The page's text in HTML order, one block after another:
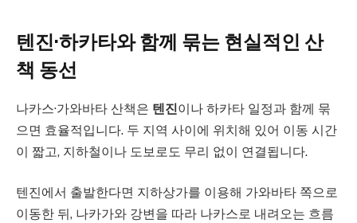
텐진·하카타와 함께 묶는 현실적인 산
책 동선
나카스·가와바타 산책은 텐진이나 하카타 일정과 함께 묶
으면 효율적입니다. 두 지역 사이에 위치해 있어 이동 시간
이 짧고, 지하철이나 도보로도 무리 없이 연결됩니다.
텐진에서 출발한다면 지하상가를 이용해 가와바타 쪽으로
이동한 뒤, 나카가와 강변을 따라 나카스로 내려오는 흐름